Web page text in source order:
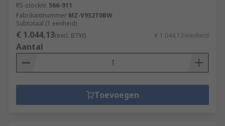
RS-stocknr. 566-911
Fabrikantnummer MZ-V9S2T0BW
Subtotaal (1 eenheid)
€ 1.044,13(excl. BTW) € 1.044,13/eenheid
Aantal
Toevoegen